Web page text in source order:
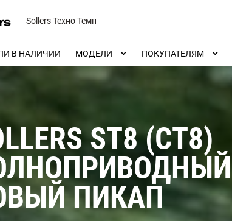
Sollers Техно Темп
В НАЛИЧИИ МОДЕЛИ ПОКУПАТЕЛЯМ
ST8 (СТ8)
ПИКАП